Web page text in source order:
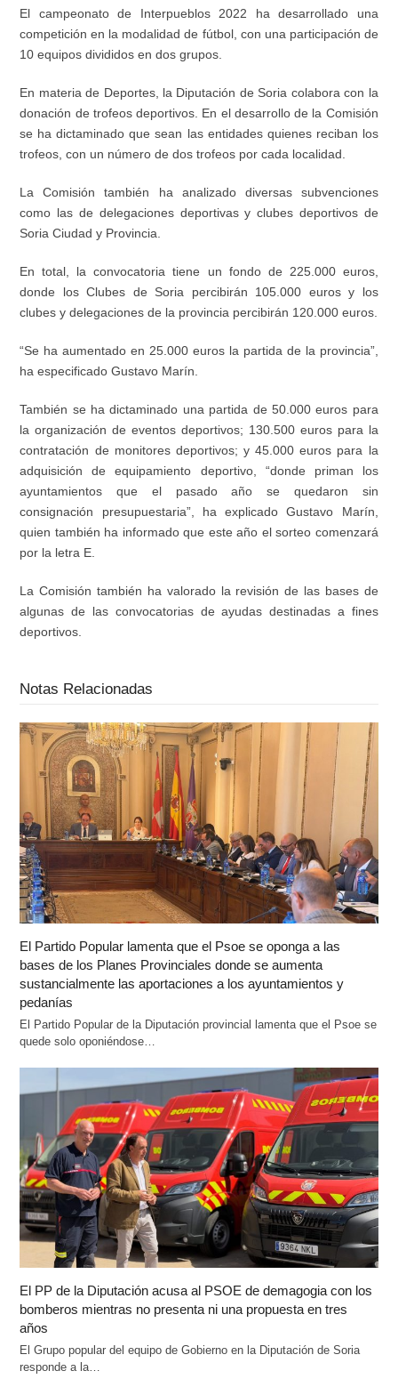
El campeonato de Interpueblos2022 ha desarrollado una
competición en la modalidad de fútbol, con una participación de
10 equipos divididos en dos grupos.
En materia de Deportes, la Diputación de Soria colabora con la
donación de trofeos deportivos. En el desarrollo de la Comisión
se ha dictaminado que sean las entidades quienes reciban los
trofeos, con un número de dos trofeos por cada localidad.
LaComisión también ha analizado diversas subvenciones
como las de delegaciones deportivas y clubes deportivos de
Soria Ciudad y Provincia.
En total, la convocatoria tiene un fondo de 225.000 euros,
donde los Clubes de Soria percibirán 105.000 euros y los
clubes y delegaciones de la provincia percibirán 120.000 euros.
“Se ha aumentado en 25.000 euros la partida de la provincia”,
ha especificado Gustavo Marín.
También se ha dictaminado una partida de 50.000 euros para
la organización de eventos deportivos; 130.500 euros para la
contratación de monitores deportivos; y 45.000 euros para la
adquisición de equipamiento deportivo, “donde priman los
ayuntamientos que el pasado año se quedaron sin
consignación presupuestaria”, ha explicado Gustavo Marín,
quien también ha informado que este año el sorteo comenzará
por la letra E.
La Comisión también ha valorado la revisión de las bases de
algunas de las convocatorias de ayudas destinadas a fines
deportivos.
Notas Relacionadas
El Partido Popular lamenta que el Psoe se oponga a las
bases de los Planes Provinciales donde se aumenta
sustancialmente las aportaciones a los ayuntamientos y
pedanías
El Partido Popular de la Diputación provincial lamenta que el Psoe se
quede solo oponiéndose…
El PP de la Diputación acusa al PSOE de demagogia con los
bomberos mientras no presenta ni una propuesta en tres
años
El Grupo popular del equipo de Gobierno en la Diputación de Soria
responde a la…